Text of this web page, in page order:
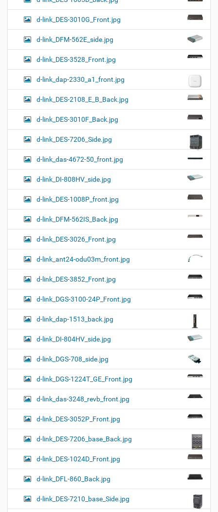
d-link_DES-3010G_Front.jpg
d-link_DFM-562E_side.jpg
d-link_DES-3528_Front.jpg
d-link_dap-2330_a1_front.jpg
d-link_DES-2108_E_B_Back.jpg
d-link_DES-3010F_Back.jpg
d-link_DES-7206_Side.jpg
d-link_das-4672-50_front.jpg
d-link_DI-808HV_side.jpg
d-link_DES-1008P_front.jpg
d-link_DFM-562IS_Back.jpg
d-link_DES-3026_Front.jpg
d-link_ant24-odu03m_front.jpg
d-link_DES-3852_Front.jpg
d-link_DGS-3100-24P_Front.jpg
d-link_dap-1513_back.jpg
d-link_DI-804HV_side.jpg
d-link_DGS-708_side.jpg
d-link_DGS-1224T_GE_Front.jpg
d-link_das-3248_revb_front.jpg
d-link_DES-3052P_Front.jpg
d-link_DES-7206_base_Back.jpg
d-link_DES-1024D_Front.jpg
d-link_DFL-860_Back.jpg
d-link_DES-7210_base_Side.jpg